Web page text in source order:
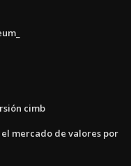
cimb
mercado de valores por